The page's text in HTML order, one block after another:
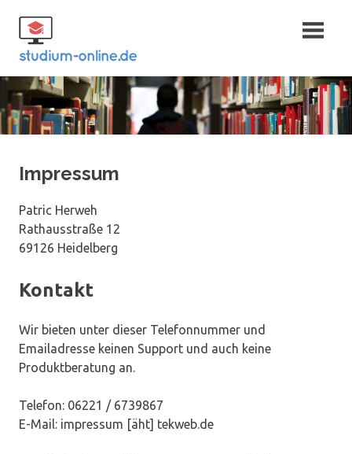
Inhalt
springen
Fernstudium
und Bachelor
Impressum
Patric Herweh
Rathausstraße 12
69126 Heidelberg
Kontakt
Wir bieten unter dieser Telefonnummer und
Emailadresse keinen Support und auch keine
Produktberatung an.
Telefon: 06221 / 6739867
E-Mail: impressum [äht] tekweb.de